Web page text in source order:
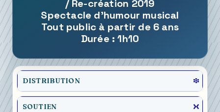
/ Re-création 2019
Spectacle d'humour musical
Tout public à partir de 6 ans
Durée : 1h10
DISTRIBUTION
SOUTIEN